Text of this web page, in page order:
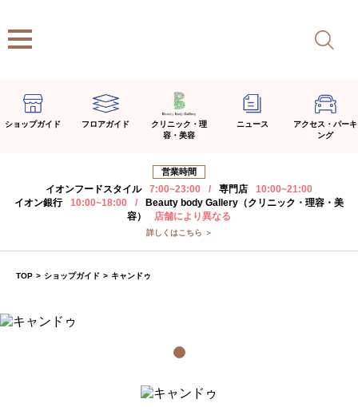
ショップガイド フロアガイド
クリニック・理
容・美容
ニュース
アクセス・パーキ
ング
営業時間
イオンフードスタイル 7:00~23:00 / 専門店
10:00~21:00
イオン銀行
10:00~18:00 /
Beauty body Gallery（クリニック・理容・美
容）
店舗により異なる
詳しくはこちら ＞
TOP > ショップガイド > キャンドゥ